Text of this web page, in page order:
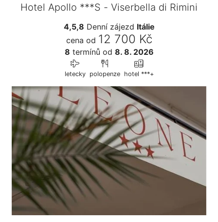
Hotel Apollo ***S - Viserbella di Rimini
4,5,8 Denní zájezd Itálie
cena od 12 700 Kč
8 termínů od 8. 8. 2026
letecky polopenze hotel ***+